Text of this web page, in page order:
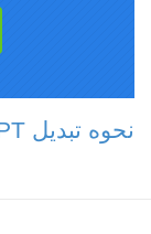
نحوه تبدیل PPT به HTML در پایتون